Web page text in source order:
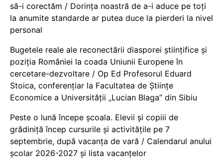
să-i corectăm / Dorința noastră de a-i aduce pe toți
la anumite standarde ar putea duce la pierderi la nivel
personal
Bugetele reale ale reconectării diasporei științifice și
poziția României la coada Uniunii Europene în
cercetare-dezvoltare / Op Ed Profesorul Eduard
Stoica, conferențiar la Facultatea de Științe
Economice a Universității „Lucian Blaga” din Sibiu
Peste o lună începe școala. Elevii și copiii de
grădiniță încep cursurile și activitățile pe 7
septembrie, după vacanța de vară / Calendarul anului
școlar 2026-2027 și lista vacanțelor